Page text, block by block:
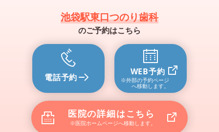
池袋駅東口つのり歯科
のご予約はこちら
電話予約
WEB予約
※外部の予約ページ
へ移動します。
医院の詳細はこちら
※医院ホームページへ移動します。